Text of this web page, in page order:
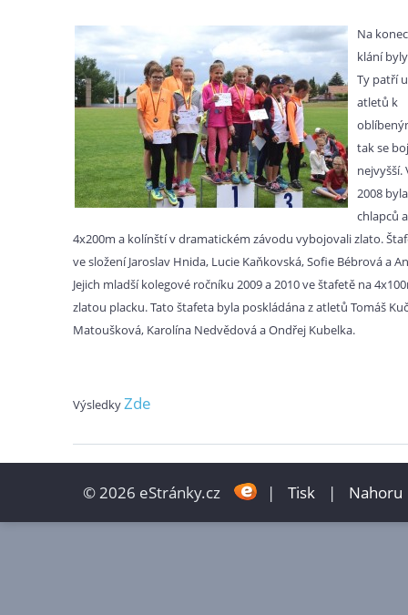
Na
klání
Ty patří
atletů k
tak se
nejvyšší.
2008
chlapců
4x200m a kolínští v dramatickém závodu vybojovali zlato.
ve složení Jaroslav Hnida, Lucie Kaňkovská, Sofie Bébrová a
Jejich mladší kolegové ročníku 2009 a 2010 ve štafetě na
zlatou placku. Tato štafeta byla poskládána z atletů Tomáš
Matoušková, Karolína Nedvědová a Ondřej Kubelka.
VýsledkyZde
© 2026 eStránky.cz | Tisk | Nahoru